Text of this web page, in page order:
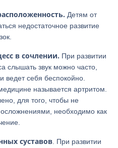
Детям от
недостаточное развитие
в сочлении. При развитии
слышать звук можно часто,
себя беспокойно.
называется артритом.
для того, чтобы не
необходимо как
суставов . При развитии